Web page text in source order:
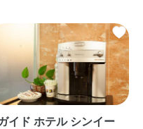
イド ホテル シンイー